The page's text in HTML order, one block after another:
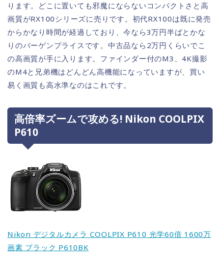
ります。どこに置いても邪魔にならないコンパクトさと高
画質がRX100シリーズに売りです。初代RX100は既に発売
からかなり時間が経過しており、今なら3万円半ばとかな
りのバーゲンプライスです。中古品なら2万円くらいでこ
の高画質が手に入ります。ファインダー付のM3、4K撮影
のM4と兄弟機はどんどん高機能になっていますが、買い
易く画質も高水準なのはこれです。
高倍率ズームで攻める! Nikon COOLPIX
P610
Nikon デジタルカメラ COOLPIX P610 光学60倍 1600万
画素 ブラック P610BK